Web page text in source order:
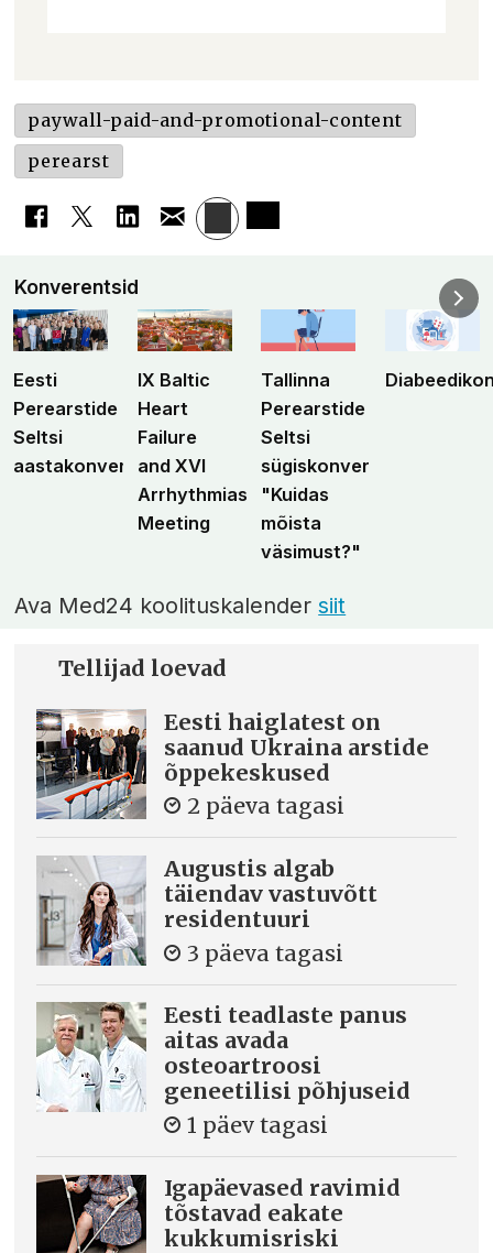
paywall-paid-and-promotional-content
perearst
Konverentsid
Eesti
Perearstide
Seltsi
aastakonverents
IX Baltic
Heart
Failure
and XVI
Arrhythmias
Meeting
Tallinna
Perearstide
Seltsi
sügiskonverents
"Kuidas
mõista
väsimust?"
Ava Med24 koolituskalendersiit
Tellijad loevad
Eesti haiglatest on
saanud Ukraina arstide
õppekeskused
2 päeva tagasi
Augustis algab
täiendav vastuvõtt
residentuuri
3 päeva tagasi
Eesti teadlaste panus
aitas avada
osteoartroosi
geneetilisi põhjuseid
1 päev tagasi
Igapäevased ravimid
tõstavad eakate
kukkumisriski